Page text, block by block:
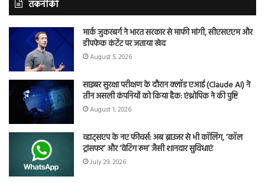
तकनीकी
मार्क जुकरबर्ग ने भारत सरकार से माफी मांगी, सीएसएएम और
डीपफेक कंटेंट पर जताया खेद
August 5, 2026
साइबर सुरक्षा परीक्षण के दौरान क्लॉड एआई (Claude AI) ने
तीन असली कंपनियों को किया हैक: एंथ्रोपिक ने की पुष्टि
August 1, 2026
व्हाट्सएप के नए फीचर्स: अब ब्राउजर से भी कॉलिंग, ‘कॉल
ट्रांसफर’ और ‘वेटिंग रूम’ जैसी शानदार सुविधाएं
July 29, 2026